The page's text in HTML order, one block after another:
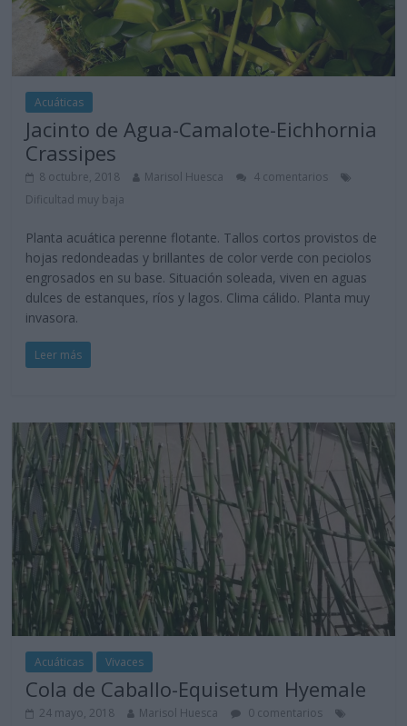
Acuáticas
Jacinto de Agua-Camalote-Eichhornia
Crassipes
8 octubre, 2018 Marisol Huesca
4 comentarios
Dificultad muy baja
Planta acuática perenne flotante. Tallos cortos provistos de
hojas redondeadas y brillantes de color verde con peciolos
engrosados en su base. Situación soleada, viven en aguas
dulces de estanques, ríos y lagos. Clima cálido. Planta muy
invasora.
Leer más
Acuáticas Vivaces
Cola de Caballo-Equisetum Hyemale
24 mayo, 2018 Marisol Huesca
0 comentarios